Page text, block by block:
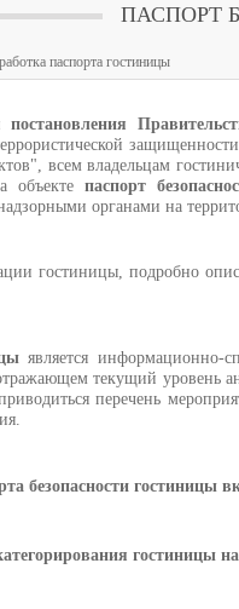
ПАСПОРТ
паспорта гостиницы
постановления
всем владельцам
объекте паспорт
органами на
гостиницы, подробно
является информационно-
текущий уровень
перечень
безопасности гостиницы
гостиницы